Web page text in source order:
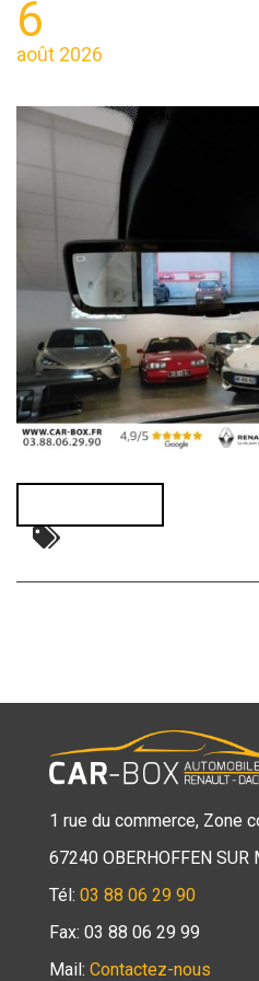
6
août 2026
1 rue du commerce, Zone
67240 OBERHOFFEN SUR
Tél: 03 88 06 29 90
Fax: 03 88 06 29 99
Mail: Contactez-nous